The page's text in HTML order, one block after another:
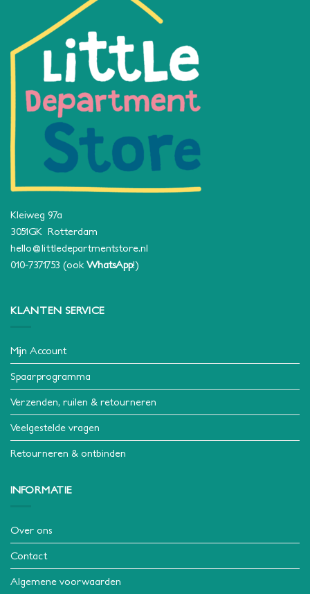
Kleiweg 97a
3051GK Rotterdam
hello@littledepartmentstore.nl
010-7371753 (ook WhatsApp!)
KLANTEN SERVICE
Mijn Account
Spaarprogramma
Verzenden, ruilen & retourneren
Veelgestelde vragen
Retourneren & ontbinden
INFORMATIE
Over ons
Contact
Algemene voorwaarden